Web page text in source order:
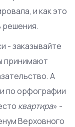
и как это
решения.
- заказывайте
принимают
А
по орфографии
квартира» -
Верховного